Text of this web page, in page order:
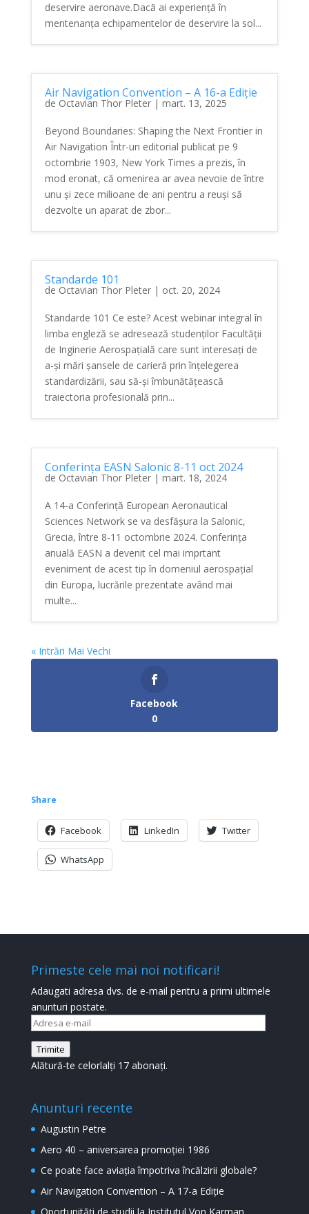
deservire aeronave.Dacă ai experiență în
mentenanța echipamentelor de deservire la sol...
Air Navigation Convention – A 16-a Ediție
de Octavian Thor Pleter| mart. 13, 2025
Beyond Boundaries: Shaping the Next Frontier in
Air Navigation Într-un editorial publicat pe 9
octombrie 1903, New York Times a prezis, în
mod eronat, că omenirea ar avea nevoie de între
unu și zece milioane de ani pentru a reuși să
dezvolte un aparat de zbor...
Standarde 101
de Octavian Thor Pleter| oct. 20, 2024
Standarde 101 Ce este? Acest webinar integral în
limba engleză se adresează studenților Facultății
de Inginerie Aerospațială care sunt interesați de
a-și mări șansele de carieră prin înțelegerea
standardizării, sau să-și îmbunătățească
traiectoria profesională prin...
Conferința EASN Salonic 8-11 oct 2024
de Octavian Thor Pleter| mart. 18, 2024
A 14-a Conferință European Aeronautical
Sciences Network se va desfășura la Salonic,
Grecia, între 8-11 octombrie 2024. Conferința
anuală EASN a devenit cel mai imprtant
eveniment de acest tip în domeniul aerospațial
din Europa, lucrările prezentate având mai
multe...
« Intrări Mai Vechi
Facebook
0
Share
Facebook LinkedIn Twitter
WhatsApp
Primeste cele mai noi notificari!
Adaugati adresa dvs. de e-mail pentru a primi ultimele
anunturi postate.
Adresa
mail
Trimite
Alătură-te celorlalți 17 abonați.
Anunturi recente
Augustin Petre
Aero 40 – aniversarea promoției 1986
Ce poate face aviația împotriva încălzirii globale?
Air Navigation Convention – A 17-a Ediție